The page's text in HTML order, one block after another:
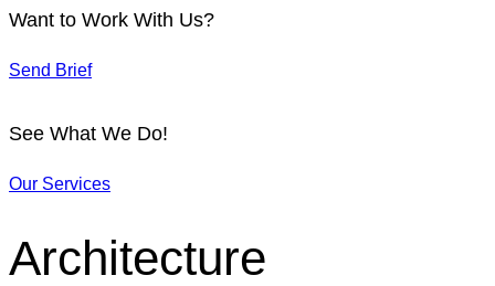
Want to Work With Us?
Send Brief
See What We Do!
Our Services
Architecture